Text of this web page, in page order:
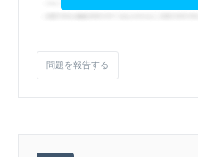
問題を報告する